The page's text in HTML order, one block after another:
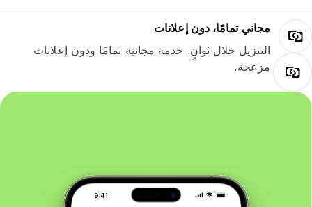
مجاني تمامًا، دون إعلانات
التنزيل خلال ثوانٍ. خدمة مجانية تمامًا ودون إعلانات
مزعجة.